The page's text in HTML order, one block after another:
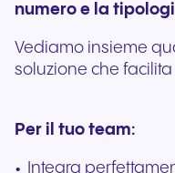
numero e la
Vediamo insieme
soluzione che
Per il tuo team:
Integra